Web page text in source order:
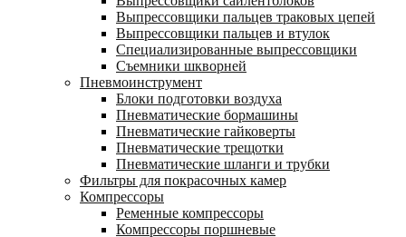
Выпрессовщики пальцев траковых цепей
Выпрессовщики пальцев и втулок
Специализированные выпрессовщики
Cъемники шкворней
Пневмоинструмент
Блоки подготовки воздуха
Пневматические бормашины
Пневматические гайковерты
Пневматические трещотки
Пневматические шланги и трубки
Фильтры для покрасочных камер
Компрессоры
Ременные компрессоры
Компрессоры поршневые